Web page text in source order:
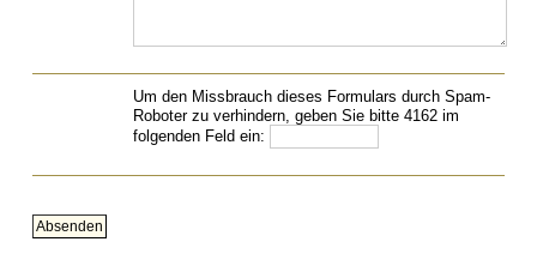
Um den Missbrauch dieses Formulars durch Spam-
Roboter zu verhindern, geben Sie bitte 4162 im
folgenden Feld ein: